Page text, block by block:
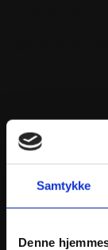
Samtykke
Denne
ANDRE